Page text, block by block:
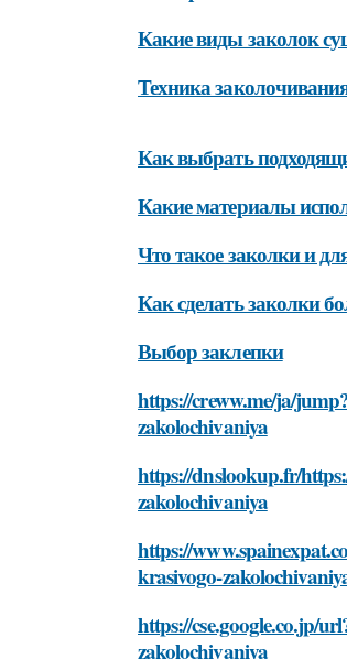
Какие виды заколок
Техника
Как выбрать
Какие материалы
Что такое заколки и
Как сделать заколки
Выбор заклепки
https://creww.me/ja/
zakolochivaniya
https://dnslookup.fr/
zakolochivaniya
https://
krasivogo-
https://cse.google.co.jp/
zakolochivaniya